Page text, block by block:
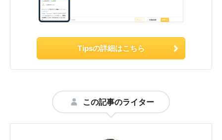
Tipsの詳細はこちら
この記事のライター